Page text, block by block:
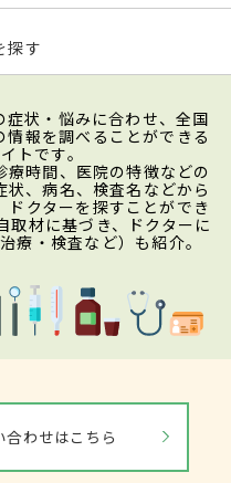
探す
症状・悩みに合わせ、全国
報を調べることができる
トです。
時間、医院の特徴などの
、病名、検査名などから
クターを探すことができ
取材に基づき、ドクターに
療・検査など）も紹介。
わせはこちら